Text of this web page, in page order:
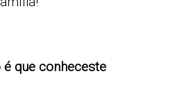
que conheceste